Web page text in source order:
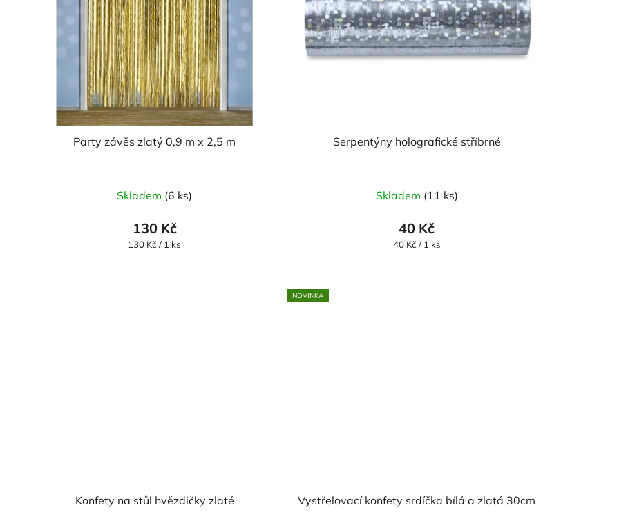
Party závěs zlatý 0,9 m x 2,5 m
Skladem (6 ks)
130 Kč
Měrná
130 Kč / 1 ks
Serpentýny holografické stříbrné
Skladem (11 ks)
40 Kč
Měrná
40 Kč / 1 ks
Konfety na stůl hvězdičky zlaté
NOVINKA
Vystřelovací konfety srdíčka bílá a zlatá 30cm